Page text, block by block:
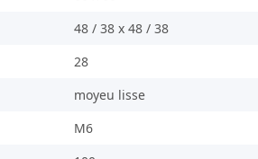
48 / 38 x 48 / 38
28
moyeu lisse
M6